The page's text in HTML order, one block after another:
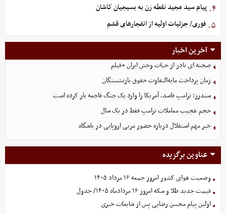
۴. پیام سید مجید نقطه زن به بسیجیان کاشان
۵. فوری/ جزئیات اولیه از انفجارهای قشم
آخرین اخبار
صحنه ای نادر از حیات وحش ایران +فیلم
زمان پرداخت مابه‌التفاوت حقوق بازنشستگان
سندرز: ترامپ فاسد، آمریکا را وارد یک جنگ فاجعه بار کرده است
حجم عجیب معاملات ترامپ فقط در یک سال
خبر مهم استقلال درباره حضور مربی اروپایی در باشگاه
عناوین برگزیده
وضعیت هوای کشور امروز جمعه ۱۶ مرداد ۱۴۰۵
قیمت جدید طلا و سکه امروز ۱۶ مردادماه ۱۴۰۵/ جدول
اولین پیام محسن رضایی پس از شایعات خبری